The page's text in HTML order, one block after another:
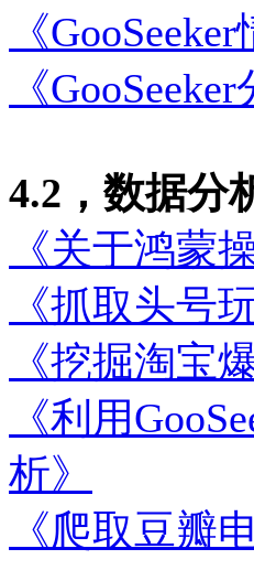
《
《
4.2，数据分
《关于鸿蒙
《抓取头号
《挖掘淘宝
《利用
析》
《爬取豆瓣